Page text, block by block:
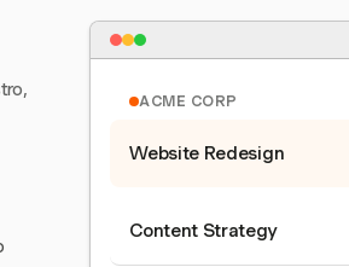
ACME CORP
Website Redesign
Content Strategy